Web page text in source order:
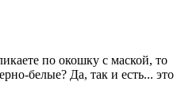
по окошку с маской, то
белые? Да, так и есть... это